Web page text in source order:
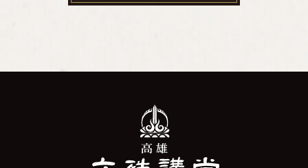
資料下載
影音專區
發心護持